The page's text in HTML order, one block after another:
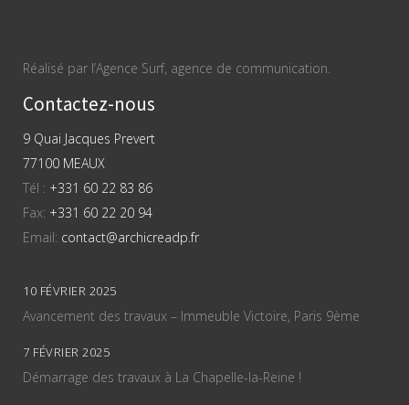
Réalisé par l’Agence Surf, agence de communication.
Contactez-nous
9 Quai Jacques Prevert
77100 MEAUX
Tél : +331 60 22 83 86
Fax: +331 60 22 20 94
Email: contact@archicreadp.fr
10 FÉVRIER 2025
Avancement des travaux – Immeuble Victoire, Paris 9ème
7 FÉVRIER 2025
Démarrage des travaux à La Chapelle-la-Reine !